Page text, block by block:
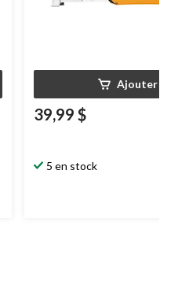
Ajouter
39,99 $
5 en stock